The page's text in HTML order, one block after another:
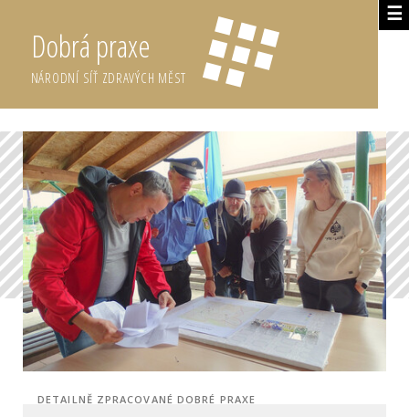
☰
Dobrá praxe
NÁRODNÍ SÍŤ ZDRAVÝCH MĚST
DETAILNĚ ZPRACOVANÉ DOBRÉ PRAXE